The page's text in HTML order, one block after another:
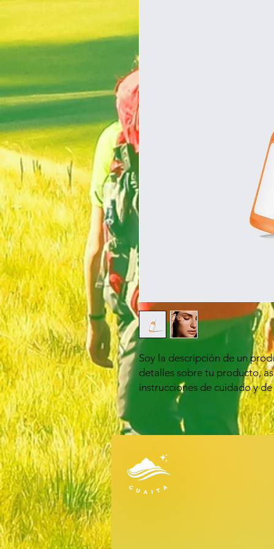
Soy la descripción de un
detalles sobre tu producto,
instrucciones de cuidado y